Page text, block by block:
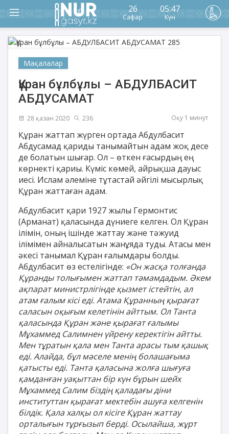
26
Сафар
05:47
Күн
Мақалалар
Құран бұлбұлы – АБДУЛБАСИТ
АБДУСАМАТ
28 қазан 2020 236 Оқу 1 минут
Құран жаттап жүрген ортада Абдулбасит
Абдусамад қариды танымайтын адам жоқ десе
де болатын шығар. Ол – өткен ғасырдың ең
көрнекті қариы. Күміс көмей, айрықша дауыс
иесі. Ислам әлеміне тұтастай әйгілі мысырлық
Құран жаттаған адам.
Абдулбасит қари 1927 жылы Гермонтис
(Арманат) қаласында дүниеге келген. Ол Құран
ілімін, оның ішінде жаттау және тәжуид
ілімімен айналысатын жанұяда туды. Атасы мен
әкесі танымал Құран ғалымдары болды.
Абдулбасит өз естелігінде: «Он жасқа толғанда
Құранды толығымен жаттап тәмамдадым. Әкем
ақпарат министрлігінде қызмет істейтін, ал
атам ғалым кісі еді. Атама Құранның қырағат
саласын оқығым келетінін айттым. Ол Танта
қаласында Құран және қырағат ғалымы
Мұхаммед Салимнен үйрену керектігін айтты.
Мен тұратын қала мен Танта арасы тым қашық
еді. Алайда, бұл мәселе менің болашағыма
қатысты еді. Танта қаласына жолға шығуға
қамданған уақыттан бір күн бұрын шейх
Мұхаммед Салим біздің қаладағы діни
институттан қырағат мектебін ашуға келгенін
білдік. Қала халқы ол кісіге Құран жаттау
орталығын тұрғызып берді. Осылайша, жұрт